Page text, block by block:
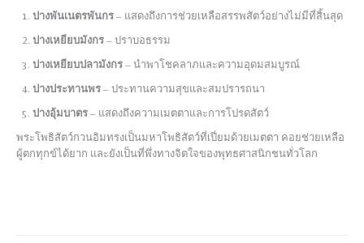
ปางพันเนตรพันกร – แสดงถึงการช่วยเหลือสรรพสัตว์อย่างไม่มีที่สิ้นสุด
ปางเหยียบมังกร – ปราบอธรรม
ปางเหยียบปลามังกร – นำพาโชคลาภและความอุดมสมบูรณ์
ปางประทานพร – ประทานความสุขและสมปรารถนา
ปางอุ้มบาตร – แสดงถึงความเมตตาและการโปรดสัตว์
พระโพธิสัตว์กวนอิมทรงเป็นมหาโพธิสัตว์ที่เปี่ยมด้วยเมตตา คอยช่วยเหลือ
ผู้ตกทุกข์ได้ยาก และยังเป็นที่พึ่งทางจิตใจของพุทธศาสนิกชนทั่วโลก